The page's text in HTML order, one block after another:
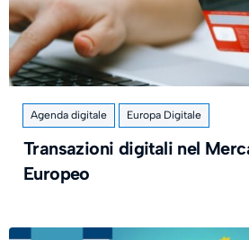
Agenda digitale Europa Digitale
Transazioni digitali nel
Europeo